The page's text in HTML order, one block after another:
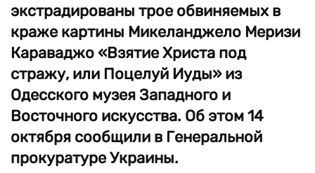
экстрадированы трое обвиняемых в
краже картины Микеланджело Меризи
Караваджо «Взятие Христа под
стражу, или Поцелуй Иуды» из
Одесского музея Западного и
Восточного искусства. Об этом 14
октября сообщили в Генеральной
прокуратуре Украины.